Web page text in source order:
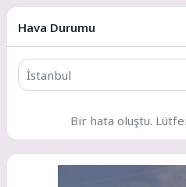
Hava Durumu
Bir hata oluştu.